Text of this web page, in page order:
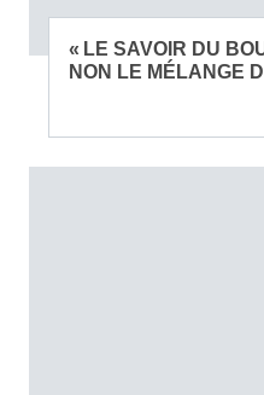
« LE SAVOIR DU
NON LE MÉLANGE